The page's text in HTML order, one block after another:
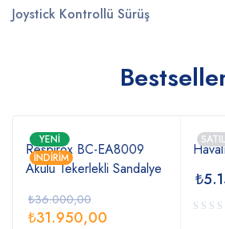
Joystick Kontrollü Sürüş
YENI
İNDIRIM
Respirox BC-EA8009
Akülü Tekerlekli Sandalye
₺36.000,00
₺31.950,00
₺